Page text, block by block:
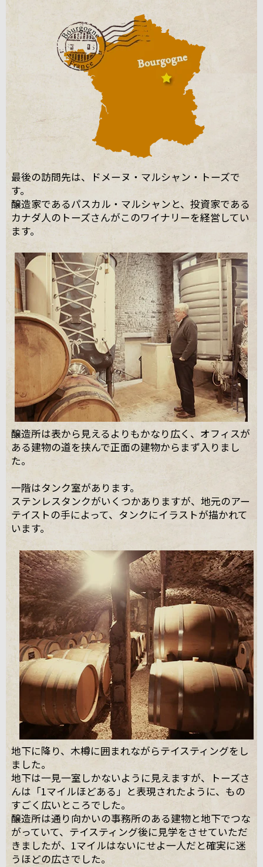
最後の訪問先は、ドメーヌ・マルシャン・トーズで
す。
醸造家であるパスカル・マルシャンと、投資家である
カナダ人のトーズさんがこのワイナリーを経営してい
ます。
醸造所は表から見えるよりもかなり広く、オフィスが
ある建物の道を挟んで正面の建物からまず入りまし
た。
一階はタンク室があります。
ステンレスタンクがいくつかありますが、地元のアー
テイストの手によって、タンクにイラストが描かれて
います。
地下に降り、木樽に囲まれながらテイスティングをし
ました。
地下は一見一室しかないように見えますが、トーズさ
んは「1マイルほどある」と表現されたように、もの
すごく広いところでした。
醸造所は通り向かいの事務所のある建物と地下でつな
がっていて、テイスティング後に見学をさせていただ
きましたが、1マイルはないにせよ一人だと確実に迷
うほどの広さでした。